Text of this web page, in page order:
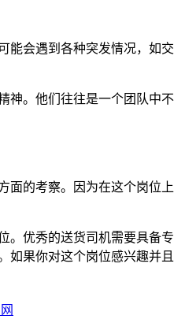
会遇到各种突发情况，
神。他们往往是一个团队
的考察。因为在这个岗
。优秀的送货司机需要具
果你对这个岗位感兴趣并